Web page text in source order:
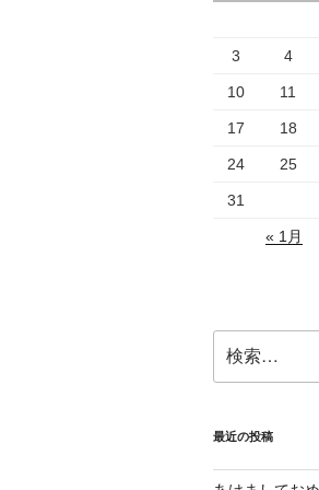
3 4
10 11
17 18
24 25
31
« 1月
索:
最近の投稿